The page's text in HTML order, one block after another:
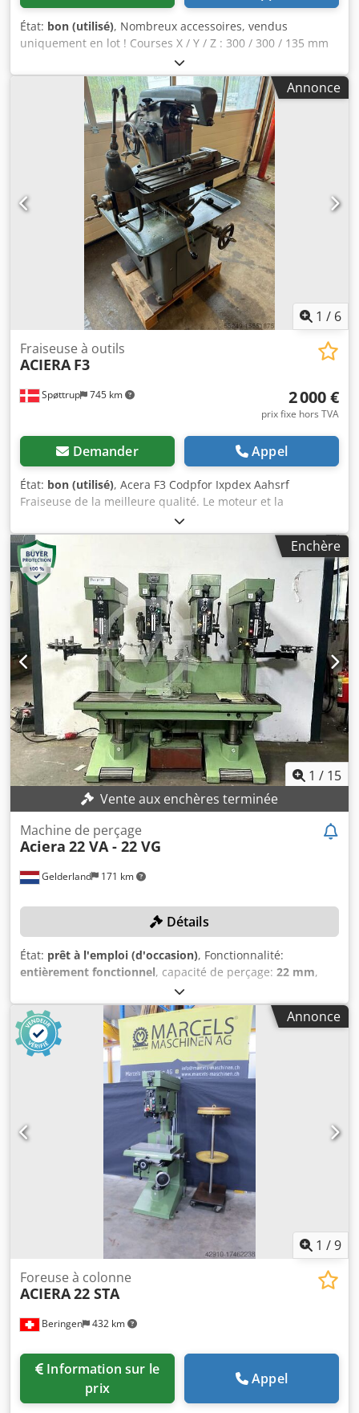
État: bon (utilisé), Nombreux accessoires, vendus
uniquement en lot ! Courses X / Y / Z : 300 / 300 / 135 mm
Dimensions de la table (l x L) : 700 x 190 mm Vitesse de
broche : 95 - 6000 tr/min / 11 vitesses Type de fixation
d’outil : W 20 Poids : environ 450 kg Dimensions de la
machine (l x L x H) : environ 900 x 900 x 1500 mm
Accessoires : Table pivotante Crsdpod Erqbofx Aahsf Table
rotative, diamètre 200 mm 6 porte-outils Divers manchons
et dispositifs de serrage Tête de fraisage horizontale
Lampe de travail Système de refroidissement Étau
Annonce
1 / 6
Spøttrup 745 km
Fraiseuse à outils
ACIERA F3
2 000 €
prix fixe hors TVA
Demander Appel
État: bon (utilisé), Acera F3 Codpfor Ixpdex Aahsrf
Fraiseuse de la meilleure qualité. Le moteur et la
transmission sonnent parfaitement. Il n'y a pas d'autres
accessoires que ceux que vous voyez sur les photos. Peut
être chargée dans une Eurotrailer et le transport organisé
dans toute l'Europe.
Enchère
1 / 15
Vente aux enchères terminée
Gelderland 171 km
Machine de perçage
Aciera 22 VA - 22 VG
Détails
État: prêt à l'emploi (d'occasion), Fonctionnalité:
entièrement fonctionnel, capacité de perçage: 22 mm,
370 mm
1 800 mm, profondeur de perçage:120 mm, vitesse de
rotation (max.):3 600 tr/min, DÉTAILS TECHNIQUES
Profondeur de perçage : 120 mm Capacité de perçage : 22
mm Distance col de cygne : 370 mm Crsdpfx Aasy Hg E
Tohjf Nombre de têtes de perçage : 4 Puissance : 4,4 kW
Type de table : Table fixe Dimensions de la table : 1 800 x
500 mm Puissance de la broche principale : 1,0 kW Plage
de vitesse de broche : 345 - 3 600 tr/min DÉTAILS MACHINE
Dimensions & poids Dimensions (L x l x H) : 1 900 x 1 000 x
1 900 mm Poids à vide : 1 500 kg Colis de transport : 1
ÉQUIPEMENT Documentation Commande conventionnelle
Annonce
1 /9
Beringen 432 km
Foreuse à colonne
ACIERA22 STA
prix
Appel